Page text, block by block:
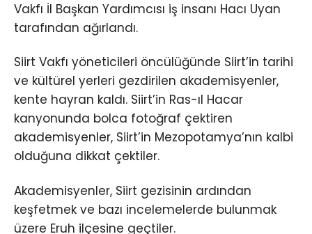
Vakfı İl Başkan Yardımcısı iş insanı Hacı Uyan
tarafından ağırlandı.
Siirt Vakfı yöneticileri öncülüğünde Siirt’in tarihi
ve kültürel yerleri gezdirilen akademisyenler,
kente hayran kaldı. Siirt’in Ras-ıl Hacar
kanyonunda bolca fotoğraf çektiren
akademisyenler, Siirt’in Mezopotamya’nın kalbi
olduğuna dikkat çektiler.
Akademisyenler, Siirt gezisinin ardından
keşfetmek ve bazı incelemelerde bulunmak
üzere Eruh ilçesine geçtiler.